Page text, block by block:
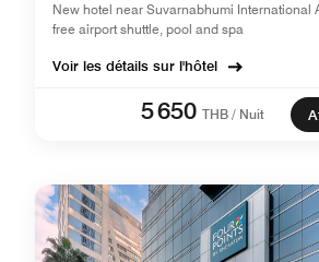
New hotel near Suvarnabhumi International
free airport shuttle, pool and spa
Voir les détails sur l'hôtel
5 650 THB / Nuit